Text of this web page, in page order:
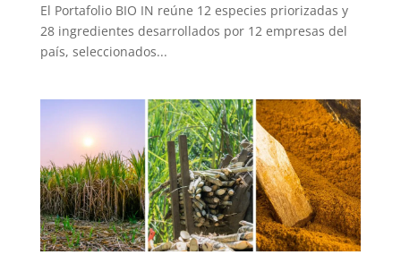
El Portafolio BIO IN reúne 12 especies priorizadas y
28 ingredientes desarrollados por 12 empresas del
país, seleccionados...